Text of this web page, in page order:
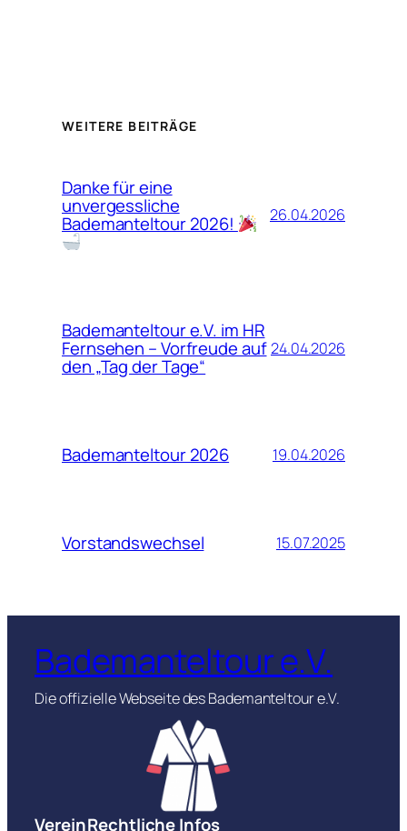
WEITERE BEITRÄGE
Danke für eine
unvergessliche
Bademanteltour 2026! 26.04.2026
Bademanteltour e.V. im HR
Fernsehen – Vorfreude auf
den „Tag der Tage“
24.04.2026
Bademanteltour 2026 19.04.2026
Vorstandswechsel 15.07.2025
Bademanteltour e.V.
Die offizielle Webseite des Bademanteltour e.V.
VereinRechtliche Infos